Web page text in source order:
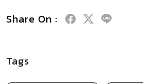
Share On :
Tags